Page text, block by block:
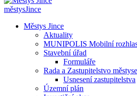
městysJince
Městys Jince
Aktuality
MUNIPOLIS Mobilní
Stavební úřad
Formuláře
Rada a Zastupitelstvo
Usnesení zastupitelstva
Územní plán